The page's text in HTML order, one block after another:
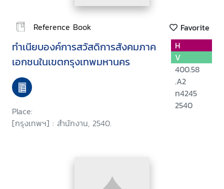
Reference Book Favorite
ทำเนียบองค์การสวัสดิการสังคมภาค
เอกชนในเขตกรุงเทพมหานคร
Place:
[กรุงเทพฯ] : สำนักงาน, 2540.
H
V
400.58
.A2
ท4245
2540